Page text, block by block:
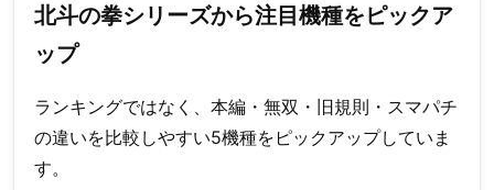
北斗の拳シリーズから注目機種をピックア
ップ
ランキングではなく、本編・無双・旧規則・スマパチ
の違いを比較しやすい5機種をピックアップしていま
す。